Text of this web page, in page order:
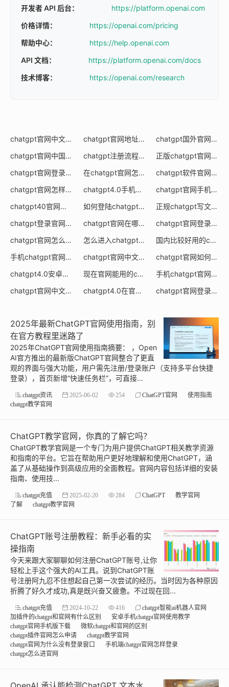
开发者 API 后台：
https://platform.openai.com
价格详情：
https://openai.com/pricing
帮助中心：
https://help.openai.com
API 文档：
https://platform.openai.com/docs
技术博客：
https://openai.com/research
chatgpt官网中文版在线 (0) chatgpt官网地址是多少 (0) chatgpt国外官网入口
chatgpt官网中国
(0) chatgpt注册流程官网进不去 (0)
正版chatgpt官网中文版电脑版
chatgpt官网登录流程
(0) 在chatgpt官网怎么设置中文 (0) chatgpt软件官网
(0)
chatgpt官网怎样打开 (0) chatgpt4.0手机版官网 (0) chatgpt官网手机版
chatgpt40官网中文版电脑版 (0) 如何登陆chatgpt官网 (0)
正规chatgpt写文案官网
chatgpt登录官网
(0) chatgpt官网在哪里
chatgpt官网登录后怎么操作
chatgpt官网怎么买
怎么进入chatgpt官网 (0)
国内比较好用的chatgpt写面试题官网
手机chatgpt官网
(0) chatgpt官网中文版电脑版免费 (0) chatgpt官网如何聊天
chatgpt4.0安卓版官网 (0) 现在官网能用的chatgpt是什么版本 (0) 手机chatgpt官网入口
chatgpt官网中文版能做什么 (0) chatgpt4.0在官网如何打开 (0) chatgpt官网登录
(0)
2025年最新ChatGPT官网使用指南，别
在官方教程里迷路了
2025年ChatGPT官网使用指南摘要： ，Open
AI官方推出的最新版ChatGPT官网整合了更直
观的界面与强大功能，用户需先注册/登录账户（支持多平台快捷
登录），首页新增“快速任务栏”，可直接...
chatgpt资讯 2025-06-02 254 ChatGPT官网
使用指南
chatgpt教学官网
ChatGPT教学官网，你真的了解它吗？
ChatGPT教学官网是一个专门为用户提供ChatGPT相关教学资源
和指南的平台。它旨在帮助用户更好地理解和使用ChatGPT，涵
盖了从基础操作到高级应用的全面教程。官网内容包括详细的安装
指南、使用技...
chatgpt充值 2025-02-20 284 ChatGPT
教学官网
了解
chatgpt教学官网
ChatGPT账号注册教程：新手必看的实
操指南
今天来跟大家聊聊如何注册ChatGPT账号,让你
轻松上手这个强大的AI工具。说到ChatGPT账
号注册阿九忍不住想起自己第一次尝试的经历。当时因为各种原因
折腾了好久才成功,真是既兴奋又疲惫。不过现在回...
chatgpt充值 2024-10-22 416
chatgpt智能ai机器人官网
加插件的chatgpt和官网有什么区别
安卓手机chatgpt官网使用教学
chatgpt官网手机版下载
微软chatgpt和官网的区别
chatgpt插件官网怎么申请
chatgpt教学官网
chatgpt官网为什么没有登录窗口
手机端chatgpt官网怎样登录
chatgpt怎么进官网